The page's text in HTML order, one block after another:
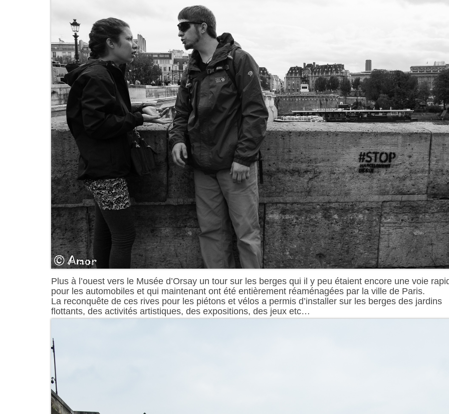
Plus à l’ouest vers le Musée d’Orsay un tour sur les berges qui il y peu étaient encore une voie
pour les automobiles et qui maintenant ont été entièrement réaménagées par la ville de Paris.
La reconquête de ces rives pour les piétons et vélos a permis d’installer sur les berges des jardins
flottants, des activités artistiques, des expositions, des jeux etc…